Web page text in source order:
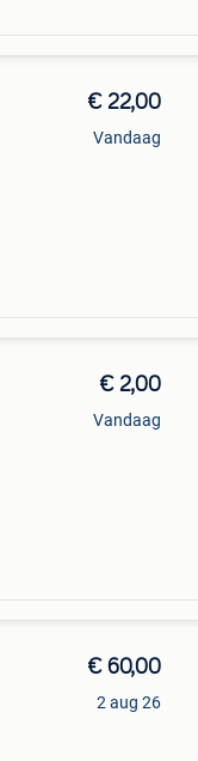
€ 22,00
Vandaag
€ 2,00
Vandaag
€ 60,00
2 aug 26